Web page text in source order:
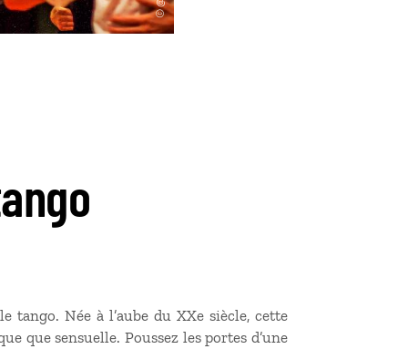
tango. Née à l’aube du XXe siècle, cette
que sensuelle. Poussez les portes d’une